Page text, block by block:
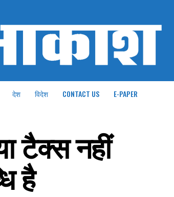
देश विदेश CONTACT US E-PAPER
टैक्स नहीं
है